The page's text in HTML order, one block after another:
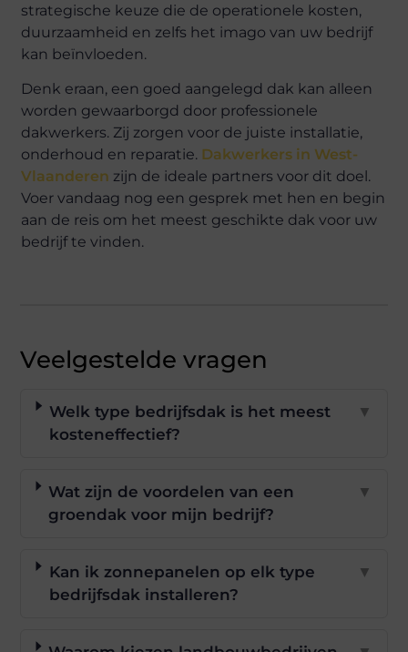
strategische keuze die de operationele kosten,
duurzaamheid en zelfs het imago van uw bedrijf
kan beïnvloeden.
Denk eraan, een goed aangelegd dak kan alleen
worden gewaarborgd door professionele
dakwerkers. Zij zorgen voor de juiste installatie,
onderhoud en reparatie. Dakwerkers in West-
Vlaanderen zijn de ideale partners voor dit doel.
Voer vandaag nog een gesprek met hen en begin
aan de reis om het meest geschikte dak voor uw
bedrijf te vinden.
Veelgestelde vragen
Welk type bedrijfsdak is het meest
kosteneffectief?
▼
Wat zijn de voordelen van een
groendak voor mijn bedrijf?
▼
Kan ik zonnepanelen op elk type
bedrijfsdak installeren?
▼